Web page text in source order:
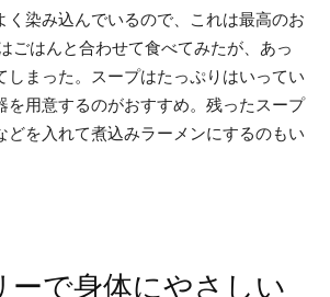
く染み込んでいるので、これは最高のお
ごはんと合わせて食べてみたが、あっ
しまった。スープはたっぷりはいってい
を用意するのがおすすめ。残ったスープ
どを入れて煮込みラーメンにするのもい
ーで身体にやさしい